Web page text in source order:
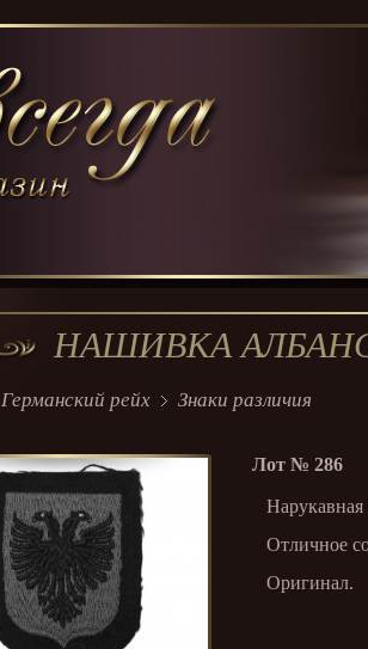
НАШИВКА
Германский рейх Знаки различия
Лот № 286
Нарукавная
Отличное
Оригинал.